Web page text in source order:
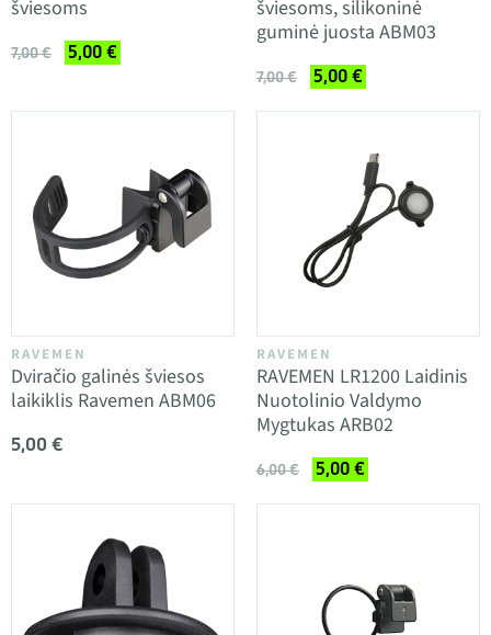
šviesoms
7,00 € 5,00 €
šviesoms, silikoninė
guminė juosta ABM03
7,00 € 5,00 €
RAVEMEN
Dviračio galinės šviesos
laikiklis Ravemen ABM06
5,00 €
RAVEMEN
RAVEMEN LR1200 Laidinis
Nuotolinio Valdymo
Mygtukas ARB02
6,00 € 5,00 €